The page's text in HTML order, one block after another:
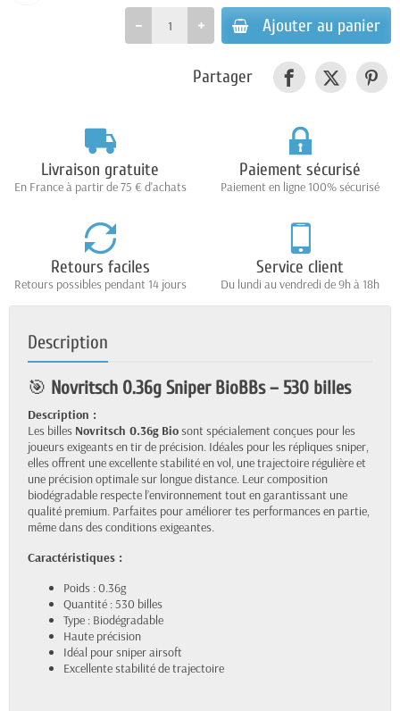
Ajouter au panier
Partager
Livraison gratuite
En France à partir de 75 € d'achats
Paiement sécurisé
Paiement en ligne 100% sécurisé
Retours faciles
Retours possibles pendant 14 jours
Service client
Du lundi au vendredi de 9h à 18h
Description
🎯 Novritsch 0.36g Sniper BioBBs – 530 billes
Description :
Les billes Novritsch 0.36g Biosont spécialement conçues pour les
joueurs exigeants en tir de précision. Idéales pour les répliques sniper,
elles offrent une excellente stabilité en vol, une trajectoire régulière et
une précision optimale sur longue distance. Leur composition
biodégradable respecte l’environnement tout en garantissant une
qualité premium. Parfaites pour améliorer tes performances en partie,
même dans des conditions exigeantes.
Caractéristiques :
Poids : 0.36g
Quantité : 530 billes
Type : Biodégradable
Haute précision
Idéal pour sniper airsoft
Excellente stabilité de trajectoire